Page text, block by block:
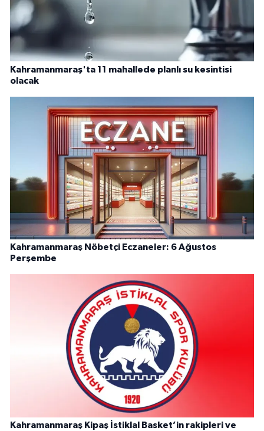
Kahramanmaraş'ta 11 mahallede planlı su kesintisi
olacak
Kahramanmaraş Nöbetçi Eczaneler: 6 Ağustos
Perşembe
Kahramanmaraş Kipaş İstiklal Basket’in rakipleri ve